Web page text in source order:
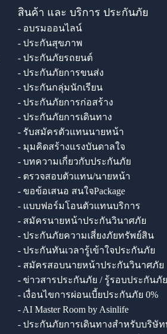
สินค้า และ บริการ ประกันภัย
- อบรมออนไลน์
- ประกันสุขภาพ
- ประกันภัยรถยนต์
- ประกันภัยการขนส่ง
- ประกันกลุ่มนักเรียน
- ประกันภัยการก่อสร้าง
- ประกันภัยการเดินทาง
- รับสมัครตัวแทนนายหน้า
- มุมคิดสร้างแรงบันดาลใจ
- บทความเกี่ยวกับประกันภัย
- ตรวจสอบตัวแทน/นายหน้า
- ขอข้อเสนอ สนใจPackage
- แบบฟอร์มโอนตัวแทนบริการ
- สมัครนายหน้าประกันวินาศภัย
- ประกันภัยความเสี่ยงภัยทรัพย์สิน
- ประกันทันเวลารู้เข้าใจประกันภัย
- สมัครสอบนายหน้าประกันวินาศภัย
- ข่าวสารประกันภัย / รู้รอบประกันภัย
- เงื่อนไขการผ่อนเบี้ยประกันภัย 0%
- AI Master Room by Asinlife
- ประกันภัยการเดินทางสำหรับบริษัท